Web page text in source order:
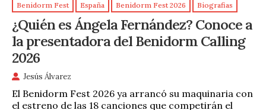
Benidorm Fest España Benidorm Fest 2026 Biografias
¿Quién es Ángela Fernández? Conoce a
la presentadora del Benidorm Calling
2026
Jesús Álvarez
El Benidorm Fest 2026 ya arrancó su maquinaria con
el estreno de las 18 canciones que competirán el